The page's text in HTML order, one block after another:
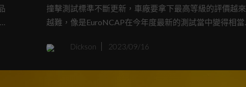
極佳
撞擊測試標準不斷更新，車廠要拿下最高等級的評價越來
越難，像是EuroNCAP在今年度最新的測試當中變得相當
此，今年度的更難以獲得Top Safety Pick+最高等級的獎
Dickson 2023/09/16